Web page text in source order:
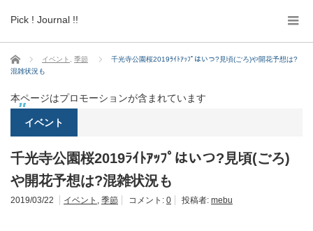
Pick ! Journal !!
ホーム イベント 季節
千光寺公園桜2019ﾗｲﾄｱｯﾌﾟはいつ?見頃(ごろ)や開花予想は?
混雑状況も
本ページはプロモーションが含まれています
イベント
千光寺公園桜2019ﾗｲﾄｱｯﾌﾟはいつ?見頃(ごろ)
や開花予想は?混雑状況も
2019/03/22 イベント , 季節 コメント: 0 投稿者: mebu